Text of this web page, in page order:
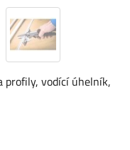
vodící úhelník,